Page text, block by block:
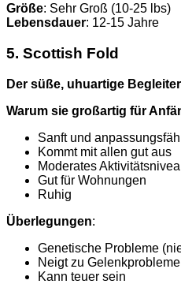
Größe: Sehr Groß (10-25 lbs)
Lebensdauer: 12-15 Jahre
5. Scottish Fold
Der süße, uhuartige Begleiter
Warum sie großartig für
Sanft und
Kommt mit allen gut aus
Moderates
Gut für Wohnungen
Ruhig
Überlegungen:
Genetische Probleme
Neigt zu
Kann teuer sein